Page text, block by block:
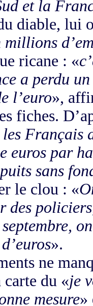
et la
diable, lui
millions
ricane : «
a perdu
l’euro»,
fiches.
les Français
euros par
sans
le clou : «
des
».
ne
du «je
mesure»